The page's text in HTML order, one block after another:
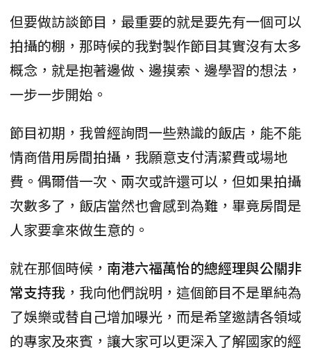
但要做訪談節目，最重要的就是要先有一個可以
拍攝的棚，那時候的我對製作節目其實沒有太多
概念，就是抱著邊做、邊摸索、邊學習的想法，
一步一步開始。
節目初期，我曾經詢問一些熟識的飯店，能不能
情商借用房間拍攝，我願意支付清潔費或場地
費。偶爾借一次、兩次或許還可以，但如果拍攝
次數多了，飯店當然也會感到為難，畢竟房間是
人家要拿來做生意的。
就在那個時候， 南港六福萬怡的總經理與公關非
常支持我 ，我向他們說明，這個節目不是單純為
了娛樂或替自己增加曝光，而是希望邀請各領域
的專家及來賓，讓大家可以更深入了解國家的經